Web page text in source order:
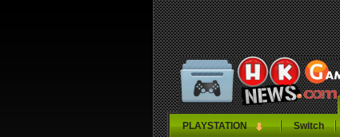
PLAYSTATION Switch